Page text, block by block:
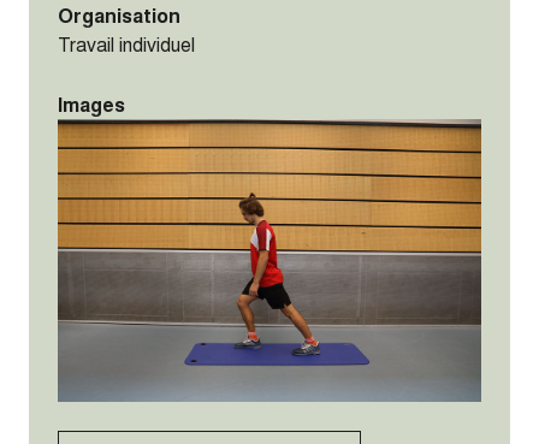
Organisation
Travail individuel
Images